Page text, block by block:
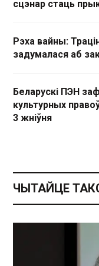
сцэнар стаць
Рэха вайны:
задумалася аб
Беларускі ПЭН
культурных
3 жніўня
ЧЫТАЙЦЕ